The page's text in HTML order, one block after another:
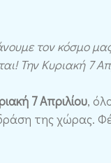
τον κόσμο
Την Κυριακή 7
7 Απριλίου,
της χώρας.